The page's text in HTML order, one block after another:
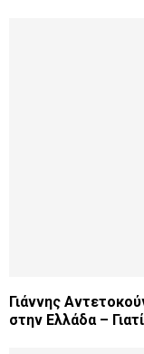
Γιάννης
στην Ελλάδα –